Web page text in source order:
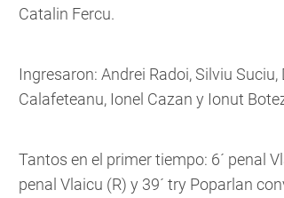
Catalin Fercu.
Ingresaron: Andrei Radoi, Silviu
Calafeteanu, Ionel Cazan y Ionut
Tantos en el primer tiempo: 6´ penal
penal Vlaicu (R) y 39´ try Poparlan